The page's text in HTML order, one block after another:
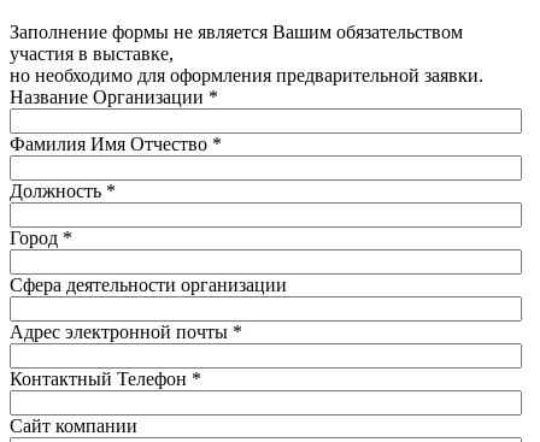
Заполнение формы не является Вашим обязательством
участия в выставке,
но необходимо для оформления предварительной заявки.
Название Организации *
Фамилия Имя Отчество *
Должность *
Город *
Сфера деятельности организации
Адрес электронной почты *
Контактный Телефон *
Сайт компании